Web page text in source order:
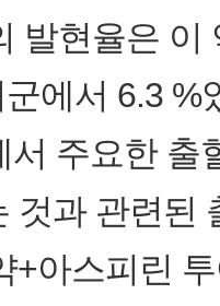
발현율은
에서 6.3 %
서 주요한 출
것과 관련된
+아스피린